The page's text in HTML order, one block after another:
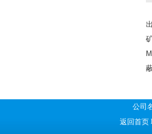
公司
返回首页